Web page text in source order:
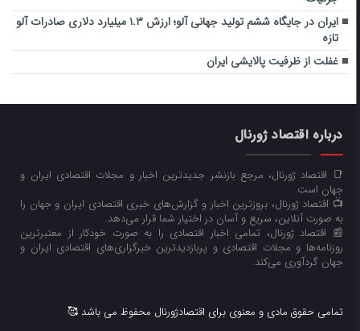
ایران در جایگاه ششم تولید جهانی آلو؛ ارزش ۱.۳ میلیارد دلاری صادرات آلو
تازه
غفلت از ظرفیت پالایشی ایران
درباره اقتصاد ژورنال
📑 اقتصاد ژورنال، مرجع بازنشر جدیدترین اخبار و مجلات اقتصادی ایران و
جهان است.
📺 اقتصاد ژورنال، بروزترین اخبار و گزارش‌های خبری اقتصادی ایران و جهان را
به صورت آنلاین، سریع و آسان در اختیار شما قرار می‌‌دهد.
📰 اقتصاد ژورنال، تمامی اخبار اقتصادی را به صورت خودکار از معتبرترین
روزنامه‌ها و مجلات اقتصادی و پربازدیدترین خبرگزاری‌های اقتصادی ایران و
جهان گردآوری می‌کند.
تمامی حقوق مادی و معنوی برای اقتصادژورنال محفوظ می باشد 🥰